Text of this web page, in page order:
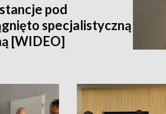
pod
specjalistyczną
[WIDEO]